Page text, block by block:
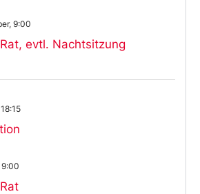
evtl. Nachtsitzung
9:00
9:00